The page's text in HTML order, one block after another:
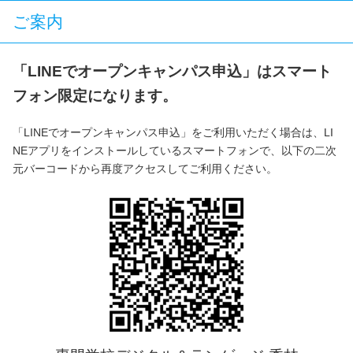
ご案内
「LINEでオープンキャンパス申込」はスマート
フォン限定になります。
「LINEでオープンキャンパス申込」をご利用いただく場合は、LI
NEアプリをインストールしているスマートフォンで、以下の二次
元バーコードから再度アクセスしてご利用ください。